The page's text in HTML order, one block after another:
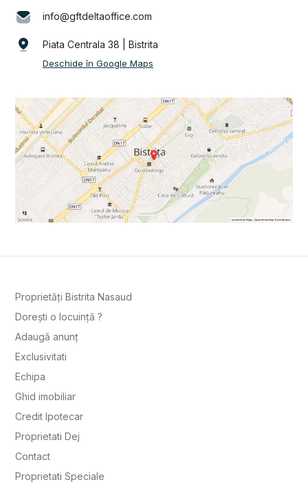
info@gftdeltaoffice.com
Piata Centrala 38 | Bistrita
Deschide în Google Maps
Proprietăți Bistrita Nasaud
Dorești o locuință ?
Adaugă anunț
Exclusivitati
Echipa
Ghid imobiliar
Credit Ipotecar
Proprietati Dej
Contact
Proprietati Speciale